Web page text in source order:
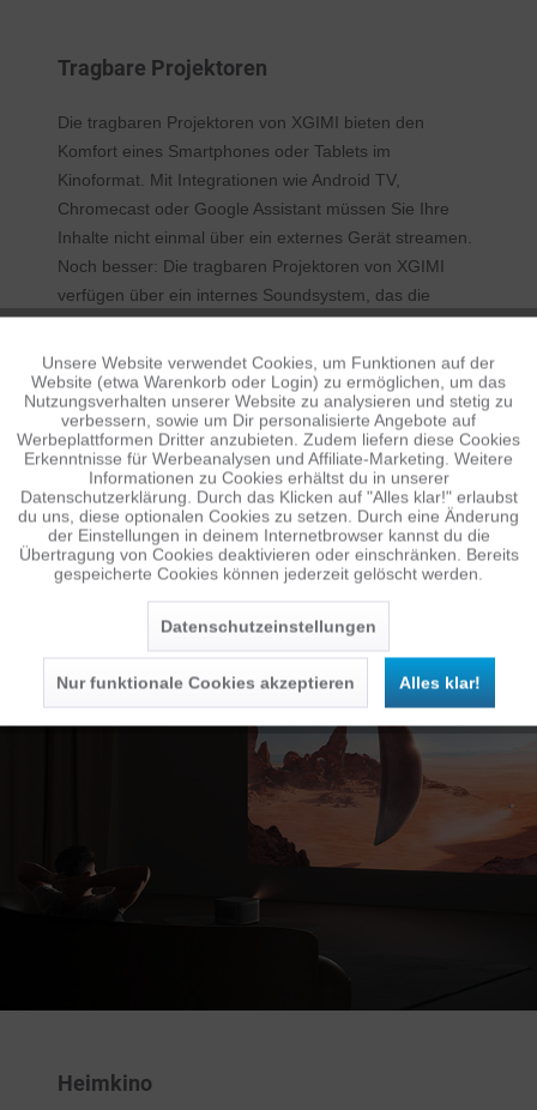
Tragbare Projektoren
Die tragbaren Projektoren von XGIMI bieten den
Komfort eines Smartphones oder Tablets im
Kinoformat. Mit Integrationen wie Android TV,
Chromecast oder Google Assistant müssen Sie Ihre
Inhalte nicht einmal über ein externes Gerät streamen.
Noch besser: Die tragbaren Projektoren von XGIMI
verfügen über ein internes Soundsystem, das die
Verwendung von separaten Lautsprechern oder
Kopfhörern optional macht. Tragbarkeit und ein
leistungsstarker Akku sind hervorragende
Eigenschaften für alle, die das Kinoerlebnis auch
unterwegs genießen möchten. Von Campingausflügen
über Gartenpartys bis hin zu Kinobesuchen in
entlegenen Ecken der Welt - die Möglichkeiten, Ihr Kino
einzurichten, sind endlos!
Heimkino
Funktionale Aktiv
Tracking Inaktiv
Personalisierung Inaktiv
Service Inaktiv
Unsere Website verwendet Cookies, um Funktionen auf der
Website (etwa Warenkorb oder Login) zu ermöglichen, um das
Nutzungsverhalten unserer Website zu analysieren und stetig zu
verbessern, sowie um Dir personalisierte Angebote auf
Werbeplattformen Dritter anzubieten. Zudem liefern diese Cookies
Erkenntnisse für Werbeanalysen und Affiliate-Marketing. Weitere
Informationen zu Cookies erhältst du in unserer
Datenschutzerklärung. Durch das Klicken auf "Alles klar!" erlaubst
du uns, diese optionalen Cookies zu setzen. Durch eine Änderung
der Einstellungen in deinem Internetbrowser kannst du die
Übertragung von Cookies deaktivieren oder einschränken. Bereits
gespeicherte Cookies können jederzeit gelöscht werden.
Datenschutzeinstellungen
Nur funktionale Cookies akzeptieren Alles klar!